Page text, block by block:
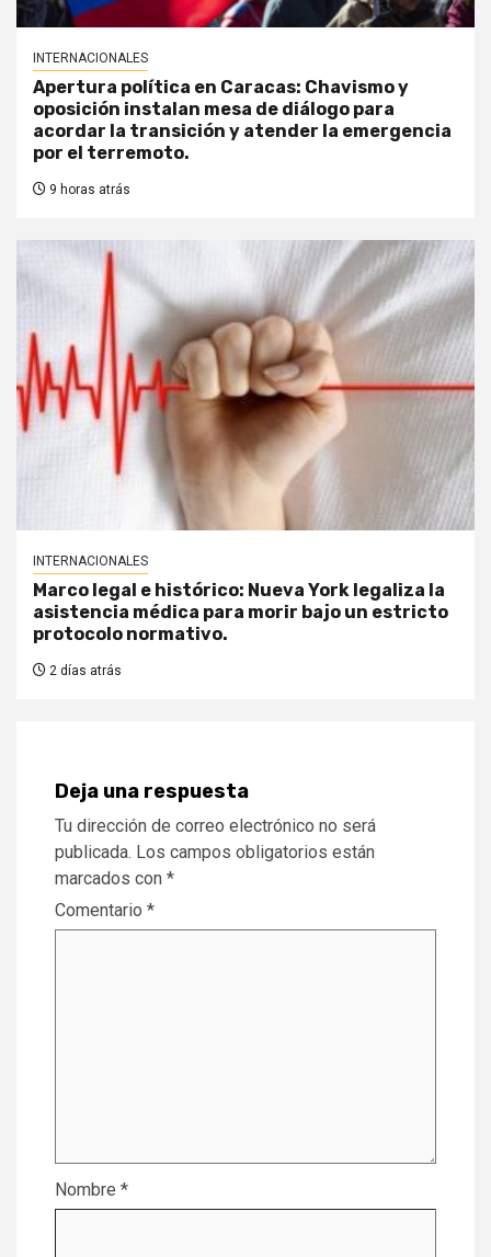
INTERNACIONALES
Apertura política en Caracas: Chavismo y
oposición instalan mesa de diálogo para
acordar la transición y atender la emergencia
por el terremoto.
9 horas atrás
INTERNACIONALES
Marco legal e histórico: Nueva York legaliza la
asistencia médica para morir bajo un estricto
protocolo normativo.
2 días atrás
Deja una respuesta
Tu dirección de correo electrónico no será
publicada. Los campos obligatorios están
marcados con *
Comentario *
Nombre *